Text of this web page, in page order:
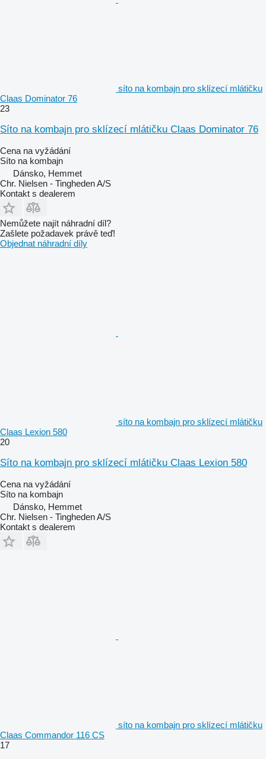
síto na kombajn pro sklízecí mlátičku
Claas Dominator 76
23
Síto na kombajn pro sklízecí mlátičku Claas Dominator 76
Cena na vyžádání
Síto na kombajn
Dánsko, Hemmet
Chr. Nielsen - Tingheden A/S
Kontakt s dealerem
Nemůžete najít náhradní díl?
Zašlete požadavek právě teď!
Objednat náhradní díly
síto na kombajn pro sklízecí mlátičku
Claas Lexion 580
20
Síto na kombajn pro sklízecí mlátičku Claas Lexion 580
Cena na vyžádání
Síto na kombajn
Dánsko, Hemmet
Chr. Nielsen - Tingheden A/S
Kontakt s dealerem
síto na kombajn pro sklízecí mlátičku
Claas Commandor 116 CS
17